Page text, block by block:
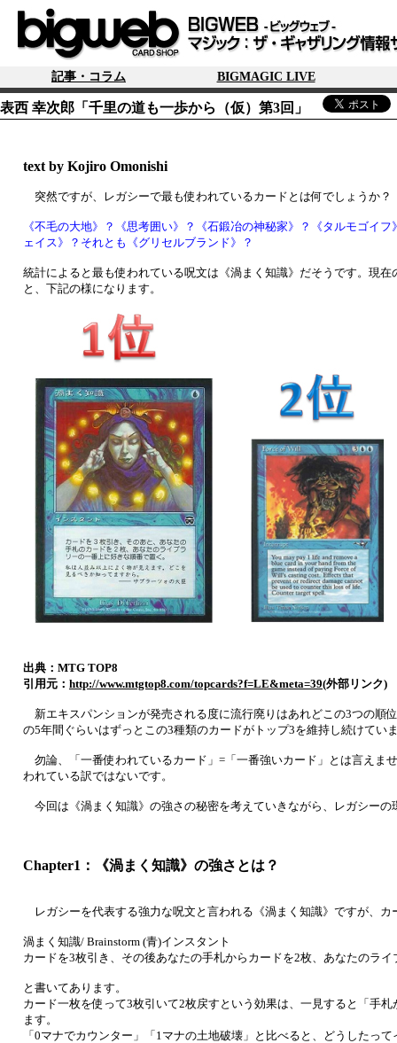
記事・コラム BIGMAGIC LIVE
表西 幸次郎「千里の道も一歩から（仮）第3回」
text by Kojiro Omonishi
突然ですが、レガシーで最も使われているカードとは何でしょうか
《不毛の大地》？《思考囲い》？《石鍛冶の神秘家》？《タルモゴイ
ェイス》？それとも《グリセルブランド》？
統計によると最も使われている呪文は《渦まく知識》だそうです。現
と、下記の様になります。
出典：MTG TOP8
引用元： http://www.mtgtop8.com/topcards?f=LE&meta=39(外部リンク)
新エキスパンションが発売される度に流行廃りはあれどこの3つの順
の5年間ぐらいはずっとこの3種類のカードがトップ3を維持し続けてい
勿論、「一番使われているカード」=「一番強いカード」とは言えま
われている訳ではないです。
今回は《渦まく知識》の強さの秘密を考えていきながら、レガシーの
Chapter1：《渦まく知識》の強さとは？
レガシーを代表する強力な呪文と言われる《渦まく知識》ですが、カ
渦まく知識/ Brainstorm (青)インスタント
カードを3枚引き、その後あなたの手札からカードを2枚、あなたのラ
と書いてあります。
カード一枚を使って3枚引いて2枚戻すという効果は、一見すると「手
ます。
「0マナでカウンター」「1マナの土地破壊」と比べると、どうしたっ